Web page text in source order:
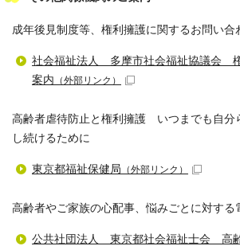
成年後見制度等、権利擁護に関するお問い合
社会福祉法人 多摩市社会福祉協議会
案内 （外部リンク）
高齢者虐待防止と権利擁護 いつまでも自分
し続けるために
東京都福祉保健局 （外部リンク）
高齢者やご家族の心配事、悩みごとに対する
公共社団法人 東京都社会福祉士会 高